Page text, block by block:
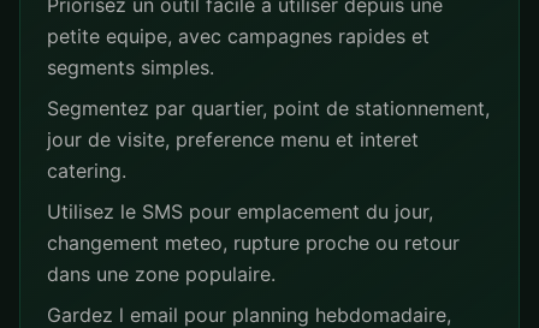
Priorisez un outil facile a utiliser depuis une
petite equipe, avec campagnes rapides et
segments simples.
Segmentez par quartier, point de stationnement,
jour de visite, preference menu et interet
catering.
Utilisez le SMS pour emplacement du jour,
changement meteo, rupture proche ou retour
dans une zone populaire.
Gardez l email pour planning hebdomadaire,